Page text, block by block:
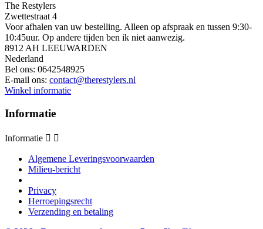
The Restylers
Zwettestraat 4
Voor afhalen van uw bestelling. Alleen op afspraak en tussen 9:30-
10:45uur. Op andere tijden ben ik niet aanwezig.
8912 AH LEEUWARDEN
Nederland
Bel ons: 0642548925
E-mail ons: contact@therestylers.nl
Winkel informatie
Informatie
Informatie  
Algemene Leveringsvoorwaarden
Milieu-bericht
Privacy
Herroepingsrecht
Verzending en betaling